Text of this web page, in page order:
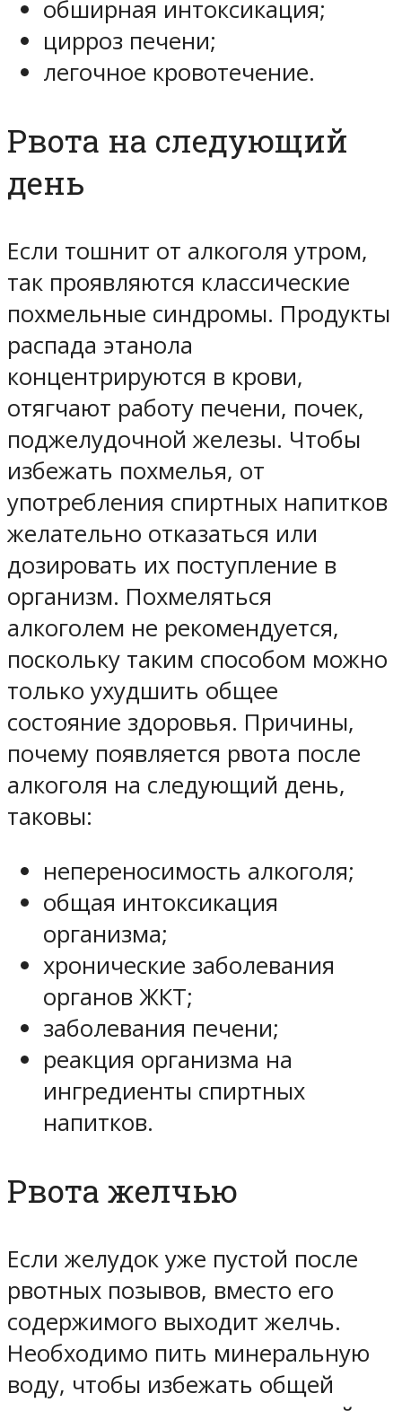
обширная интоксикация;
цирроз печени;
легочное кровотечение.
Рвота на следующий
день
Если тошнит от алкоголя утром,
так проявляются классические
похмельные синдромы. Продукты
распада этанола
концентрируются в крови,
отягчают работу печени, почек,
поджелудочной железы. Чтобы
избежать похмелья, от
употребления спиртных напитков
желательно отказаться или
дозировать их поступление в
организм. Похмеляться
алкоголем не рекомендуется,
поскольку таким способом можно
только ухудшить общее
состояние здоровья. Причины,
почему появляется рвота после
алкоголя на следующий день,
таковы:
непереносимость алкоголя;
общая интоксикация
организма;
хронические заболевания
органов ЖКТ;
заболевания печени;
реакция организма на
ингредиенты спиртных
напитков.
Рвота желчью
Если желудок уже пустой после
рвотных позывов, вместо его
содержимого выходит желчь.
Необходимо пить минеральную
воду, чтобы избежать общей